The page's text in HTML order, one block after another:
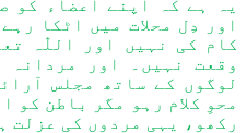
یہ ہے کہ اپنے اعضاء کو
اور دِل محلات میں اٹکا
کام کی نہیں اور
اللّٰہ
وقعت نہیں۔ اور
لوگوں کے ساتھ مجلس
محوِ کلام رہو مگر باطن کو
رکھو، یہی مردوں کی عزلت